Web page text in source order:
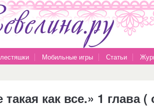
Мобильные игры Статьи
как все.» 1 глава